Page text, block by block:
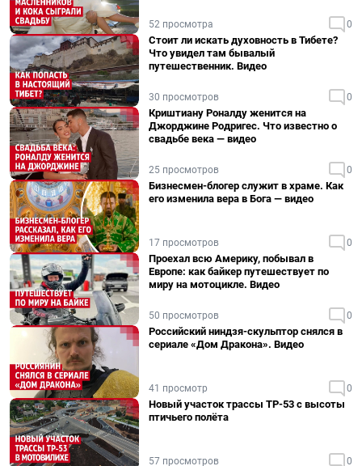
52 просмотра 0
Стоит ли искать духовность в Тибете?
Что увидел там бывалый
путешественник. Видео
30 просмотров 0
Криштиану Роналду женится на
Джорджине Родригес. Что известно о
свадьбе века — видео
25 просмотров 0
Бизнесмен-блогер служит в храме. Как
его изменила вера в Бога — видео
17 просмотров 0
Проехал всю Америку, побывал в
Европе: как байкер путешествует по
миру на мотоцикле. Видео
50 просмотров 0
Российский ниндзя-скульптор снялся в
сериале «Дом Дракона». Видео
41 просмотр 0
Новый участок трассы ТР-53 с высоты
птичьего полёта
57 просмотров 0